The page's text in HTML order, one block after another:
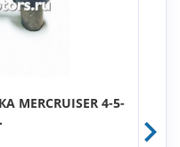
4-5-